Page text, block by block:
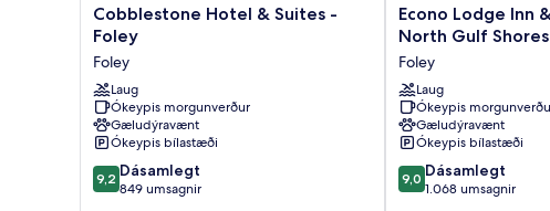
Cobblestone
Hotel
Suites
-
Foley
Foley
Cobblestone Hotel & Suites -
Foley
Foley
Laug
Ókeypis morgunverður
Gæludýravænt
Ókeypis bílastæði
9.2
af
9,2 Dásamlegt
849 umsagnir
Econo
Lodge
&
Suites
Foley
-
North
Gulf
Shores
Econo Lodge Inn
North Gulf Shores
Foley
Laug
Ókeypis
Gæludýravænt
Ókeypis bílastæði
9.0
af
9,0 Dásamlegt
1.068 umsagnir